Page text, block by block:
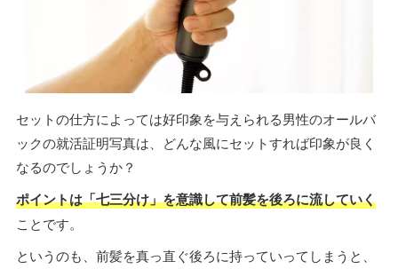
セットの仕方によっては好印象を与えられる男性のオールバ
ックの就活証明写真は、どんな風にセットすれば印象が良く
なるのでしょうか？
ポイントは「七三分け」を意識して前髪を後ろに流していく
ことです。
というのも、前髪を真っ直ぐ後ろに持っていってしまうと、